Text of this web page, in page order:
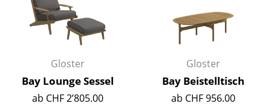
Konferenzstühle
Bürosessel
Einzelteile
... alle Sitzmöbel
Gloster
Bay Lounge Sessel
ab CHF 2’805.00
Gloster
Bay Beistelltisch
ab CHF 956.00